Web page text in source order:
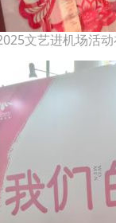
文艺进机场活